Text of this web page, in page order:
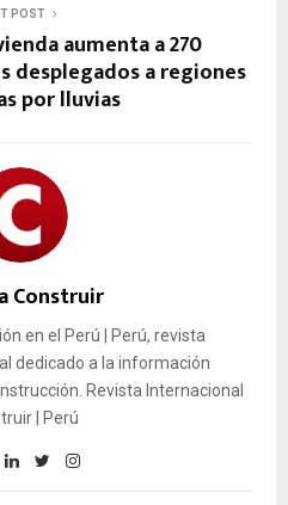
POST
aumenta a 270
desplegados a regiones
por lluvias
Construir
en el Perú | Perú, revista
dedicado a la información
Revista Internacional
| Perú